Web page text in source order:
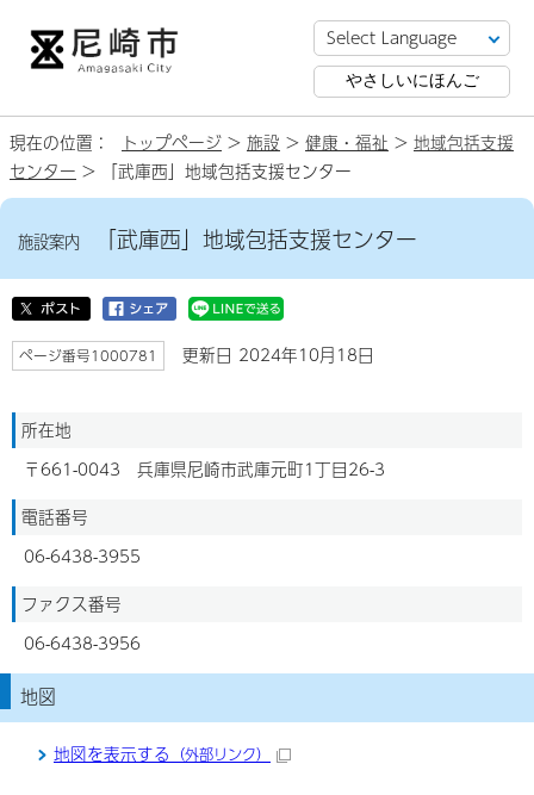
やさしいにほんご
現在の位置： トップページ > 施設 > 健康・福祉 > 地域包括支援
センター > 「武庫西」地域包括支援センター
施設案内 「武庫西」地域包括支援センター
ページ番号1000781 更新日 2024年10月18日
所在地
〒661-0043 兵庫県尼崎市武庫元町1丁目26-3
電話番号
06-6438-3955
ファクス番号
06-6438-3956
地図
地図を表示する （外部リンク）